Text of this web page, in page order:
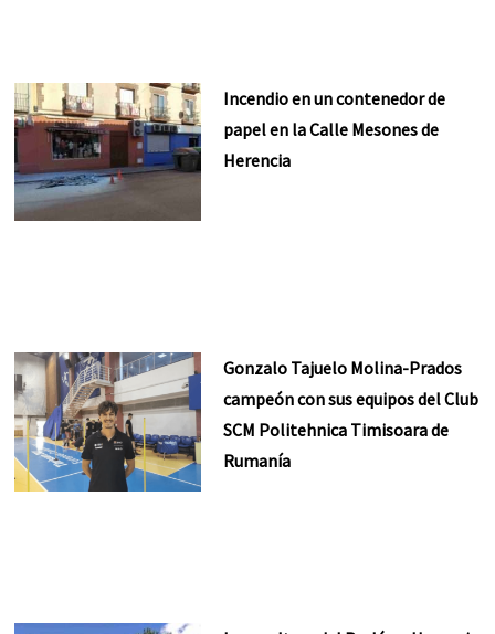
Incendio en un contenedor de
papel en la Calle Mesones de
Herencia
Gonzalo Tajuelo Molina-Prados
campeón con sus equipos del Club
SCM Politehnica Timisoara de
Rumanía